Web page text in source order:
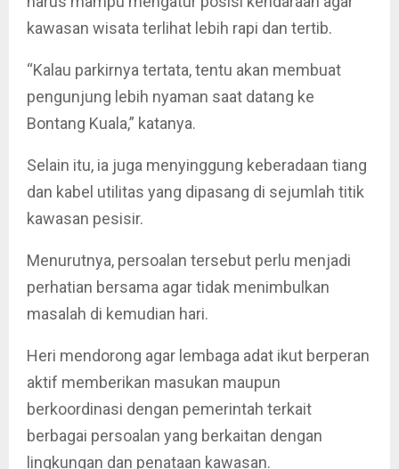
kawasan wisata terlihat lebih rapi dan tertib.
“Kalau parkirnya tertata, tentu akan membuat
pengunjung lebih nyaman saat datang ke
Bontang Kuala,” katanya.
Selain itu, ia juga menyinggung keberadaan tiang
dan kabel utilitas yang dipasang di sejumlah titik
kawasan pesisir.
Menurutnya, persoalan tersebut perlu menjadi
perhatian bersama agar tidak menimbulkan
masalah di kemudian hari.
Heri mendorong agar lembaga adat ikut berperan
aktif memberikan masukan maupun
berkoordinasi dengan pemerintah terkait
berbagai persoalan yang berkaitan dengan
lingkungan dan penataan kawasan.